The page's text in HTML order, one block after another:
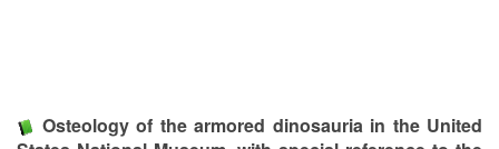
Osteology of the armored dinosauria in the United